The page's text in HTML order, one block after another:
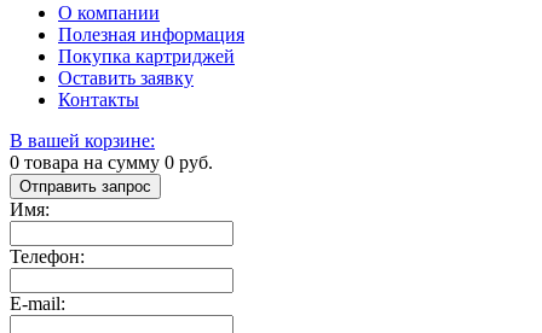
О компании
Полезная информация
Покупка картриджей
Оставить заявку
Контакты
В вашей корзине:
0 товара на сумму 0 руб.
Отправить запрос
Имя:
Телефон:
E-mail: